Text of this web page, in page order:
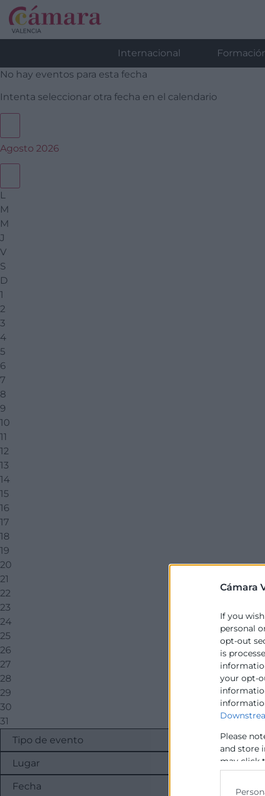
Cámara
If you
personal
opt-out
is
your opt-
Please
and store
may click
data for
Internacional
No hay eventos para esta fecha
Intenta seleccionar otra fecha en el calendario
Agosto 2026
L
M
M
J
V
S
D
1
2
3
4
5
6
7
8
9
10
11
12
13
14
15
16
17
18
19
20
21
22
23
24
25
26
27
28
29
30
31